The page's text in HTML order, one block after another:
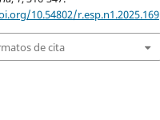
10.54802/r.esp.n1.2025.169
de cita